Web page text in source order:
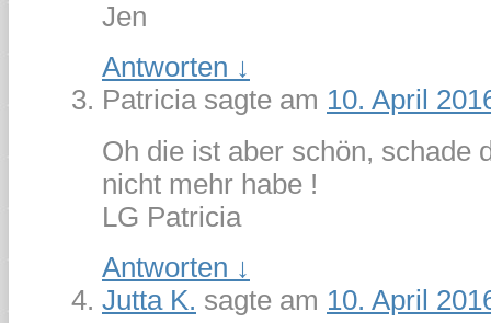
Jen
Antworten ↓
Patriciasagte am 10. April
Oh die ist aber schön, schade
nicht mehr habe !
LG Patricia
Antworten ↓
Jutta K. sagte am 10. April